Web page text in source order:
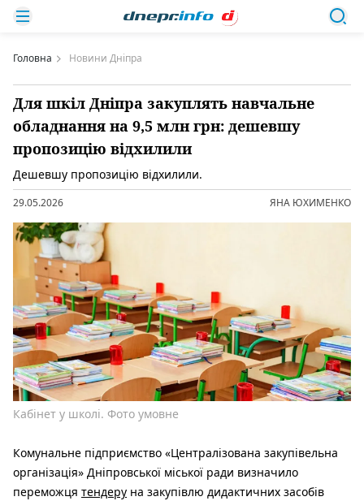
Головна Новини Дніпра
Для шкіл Дніпра закуплять навчальне
обладнання на 9,5 млн грн: дешевшу
пропозицію відхилили
Дешевшу пропозицію відхилили.
29.05.2026 ЯНА ЮХИМЕНКО
Кабінет у школі. Фото умовне
Комунальне підприємство «Централізована закупівельна
організація» Дніпровської міської ради визначило
переможця тендеру на закупівлю дидактичних засобів